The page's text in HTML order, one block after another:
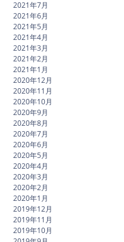
2021年7月
2021年6月
2021年5月
2021年4月
2021年3月
2021年2月
2021年1月
2020年12月
2020年11月
2020年10月
2020年9月
2020年8月
2020年7月
2020年6月
2020年5月
2020年4月
2020年3月
2020年2月
2020年1月
2019年12月
2019年11月
2019年10月